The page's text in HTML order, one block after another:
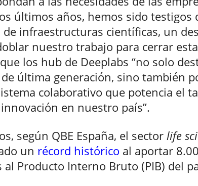
últimos años, hemos sido testigos
infraestructuras científicas, un
nuestro trabajo para cerrar
los hub de Deeplabs “no solo
última generación, sino también
colaborativo que potencia el
en nuestro país”.
según QBE España, el sector life
un récord histórico al aportar
Producto Interno Bruto (PIB) del